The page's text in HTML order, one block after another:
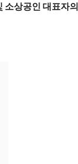
소상공인 대표자의